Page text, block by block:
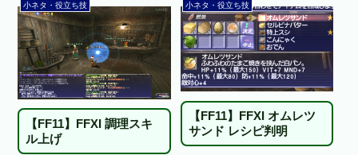
小ネタ・役立ち技
【FF11】FFXI 調理スキ
ル上げ
小ネタ・役立ち技
【FF11】FFXI オムレツ
サンド レシピ判明